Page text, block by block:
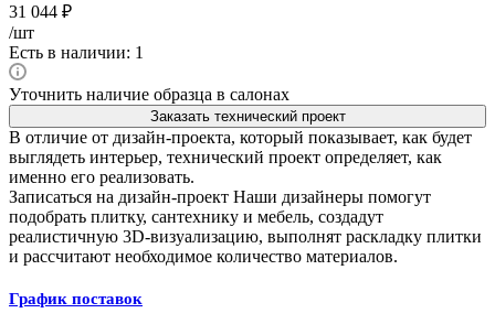
31 044 ₽
/шт
Есть в наличии: 1
Уточнить наличие образца в салонах
Заказать технический проект
В отличие от дизайн-проекта, который показывает, как будет
выглядеть интерьер, технический проект определяет, как
именно его реализовать.
Записаться на дизайн-проект Наши дизайнеры помогут
подобрать плитку, сантехнику и мебель, создадут
реалистичную 3D-визуализацию, выполнят раскладку плитки
и рассчитают необходимое количество материалов.
График поставок